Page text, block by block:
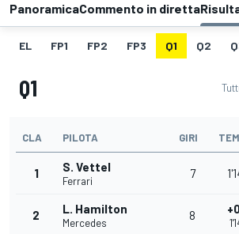
PanoramicaCommento in diretta
EL FP1 FP2 FP3 Q1 Q2
Q1
CLA PILOTA GIRI
1 S. Vettel
Ferrari
7
2 L. Hamilton
Mercedes
8